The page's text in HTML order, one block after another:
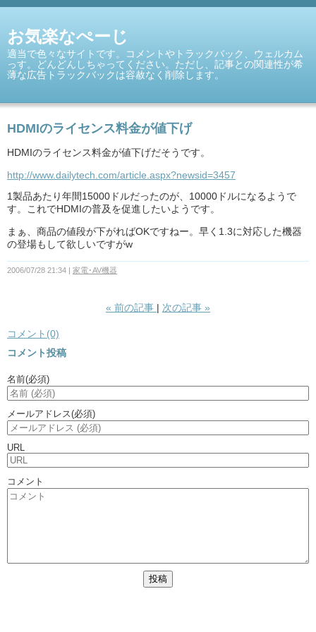
お気楽なぺーじ
適当で色々なサイトです。コメントやトラックバック、ウェルカム
っす。どんどんしちゃってください。ただし、記事との関連性が希
薄な広告トラックバックは容赦なく削除します。
HDMIのライセンス料金が値下げ
HDMIのライセンス料金が値下げだそうです。
http://www.dailytech.com/article.aspx?newsid=3457
1製品あたり年間15000ドルだったのが、10000ドルになるようで
す。これでHDMIの普及を促進したいようです。
まぁ、商品の値段が下がればOKですねー。早く1.3に対応した機器
の登場もして欲しいですがw
2006/07/28 21:34 家電･AV機器
« 前の記事 次の記事 »
コメント(0)
コメント投稿
名前(必須)
メールアドレス(必須)
URL
コメント